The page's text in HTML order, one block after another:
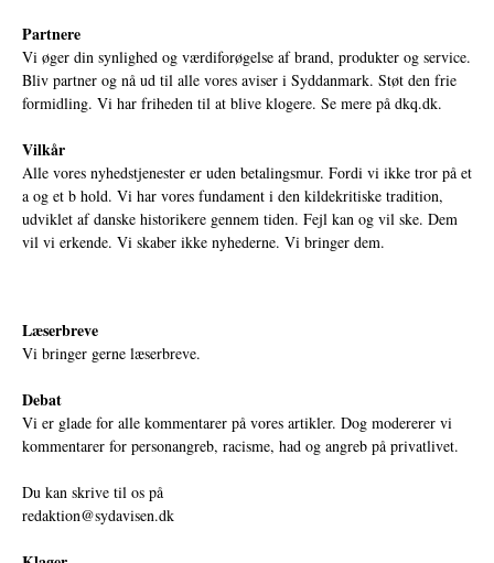
Partnere
Vi øger din synlighed og værdiforøgelse af brand, produkter og service.
Bliv partner og nå ud til alle vores aviser i Syddanmark. Støt den frie
formidling. Vi har friheden til at blive klogere. Se mere på dkq.dk.
Vilkår
Alle vores nyhedstjenester er uden betalingsmur. Fordi vi ikke tror på et
a og et b hold. Vi har vores fundament i den kildekritiske tradition,
udviklet af danske historikere gennem tiden. Fejl kan og vil ske. Dem
vil vi erkende. Vi skaber ikke nyhederne. Vi bringer dem.
Læserbreve
Vi bringer gerne læserbreve.
Debat
Vi er glade for alle kommentarer på vores artikler. Dog modererer vi
kommentarer for personangreb, racisme, had og angreb på privatlivet.
Du kan skrive til os på
redaktion@sydavisen.dk